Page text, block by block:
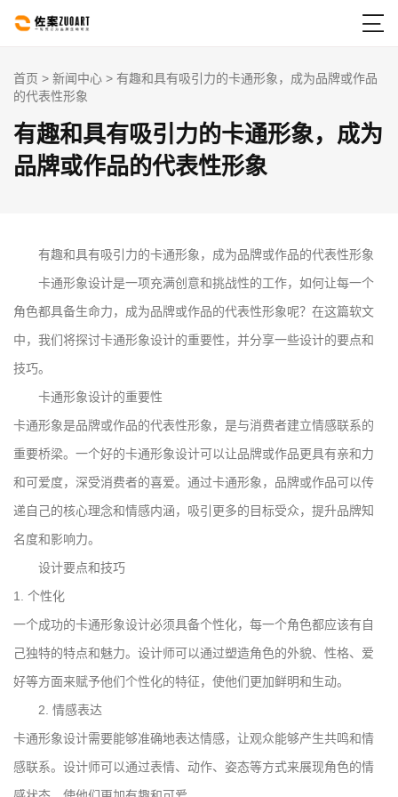

首页 > 新闻中心 > 有趣和具有吸引力的卡通形象，成为品牌或作品
的代表性形象
有趣和具有吸引力的卡通形象，成为
品牌或作品的代表性形象
有趣和具有吸引力的卡通形象，成为品牌或作品的代表性形象
卡通形象设计是一项充满创意和挑战性的工作，如何让每一个
角色都具备生命力，成为品牌或作品的代表性形象呢？在这篇软文
中，我们将探讨卡通形象设计的重要性，并分享一些设计的要点和
技巧。
卡通形象设计的重要性
卡通形象是品牌或作品的代表性形象，是与消费者建立情感联系的
重要桥梁。一个好的卡通形象设计可以让品牌或作品更具有亲和力
和可爱度，深受消费者的喜爱。通过卡通形象，品牌或作品可以传
递自己的核心理念和情感内涵，吸引更多的目标受众，提升品牌知
名度和影响力。
设计要点和技巧
1. 个性化
一个成功的卡通形象设计必须具备个性化，每一个角色都应该有自
己独特的特点和魅力。设计师可以通过塑造角色的外貌、性格、爱
好等方面来赋予他们个性化的特征，使他们更加鲜明和生动。
2. 情感表达
卡通形象设计需要能够准确地表达情感，让观众能够产生共鸣和情
感联系。设计师可以通过表情、动作、姿态等方式来展现角色的情